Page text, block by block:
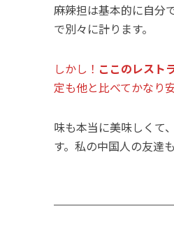
麻辣担は基本的に自分
で別々に計ります。
しかし！ ここのレスト
定も他と比べてかなり
味も本当に美味しくて
す。私の中国人の友達